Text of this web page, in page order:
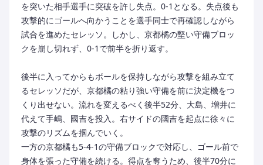
を突いた相手選手に突破を許し失点。0-1となる。失点後も
攻撃的にゴールへ向かうことを選手同士で再確認しながら
試合を進めたセレッソ。しかし、京都橘の堅い守備ブロッ
クを崩し切れず、0-1で前半を折り返す。
後半に入ってからもボールを保持しながら攻撃を組み立て
るセレッソだが、京都橘の粘り強い守備を前に決定機をつ
くり出せない。流れを変えるべく後半52分、大島、増井に
代えて手嶋、國吉を投入。右サイドの國吉を起点に徐々に
攻撃のリズムを掴んでいく。
一方の京都橘も5-4-1の守備ブロックで対応し、ゴール前で
身体を張った守備を続ける。得点を奪うため、後半70分に